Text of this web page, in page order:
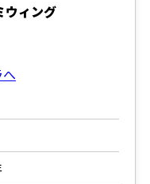
ィング